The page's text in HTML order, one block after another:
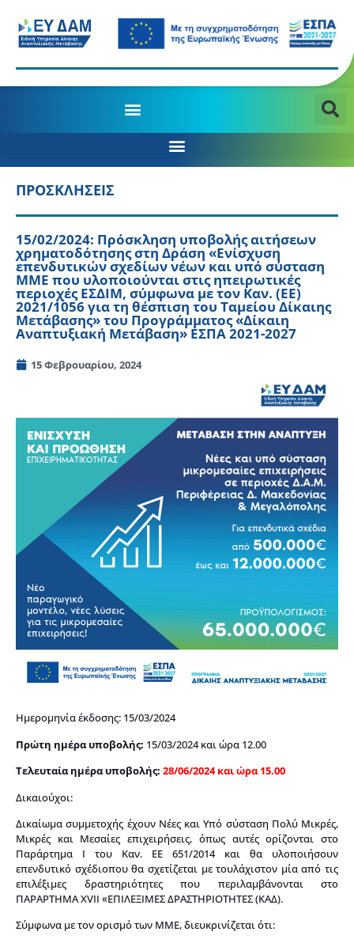
ΠΡΟΣΚΛΗΣΕΙΣ
15/02/2024: Πρόσκληση υποβολής αιτήσεων
χρηματοδότησης στη Δράση «Ενίσχυση
επενδυτικών σχεδίων νέων και υπό σύσταση
ΜΜΕ που υλοποιούνται στις ηπειρωτικές
περιοχές ΕΣΔΙΜ, σύμφωνα με τον Καν. (ΕΕ)
2021/1056 για τη θέσπιση του Ταμείου Δίκαιης
Μετάβασης» του Προγράμματος «Δίκαιη
Αναπτυξιακή Μετάβαση» ΕΣΠΑ 2021-2027
15 Φεβρουαρίου, 2024
Hμερομηνία έκδοσης: 15/03/2024
Πρώτη ημέρα υποβολής: 15/03/2024 και ώρα 12.00
Τελευταία ημέρα υποβολής: 28/06/2024 και ώρα 15.00
Δικαιούχοι:
Δικαίωμα συμμετοχής έχουν Νέες και Υπό σύσταση Πολύ Μικρές,
Μικρές και Μεσαίες επιχειρήσεις, όπως αυτές ορίζονται στο
Παράρτημα Ι του Καν. ΕΕ 651/2014 και θα υλοποιήσουν
επενδυτικό σχέδιοπου θα σχετίζεται με τουλάχιστον μία από τις
επιλέξιμες δραστηριότητες που περιλαμβάνονται στο
ΠΑΡΑΡΤΗΜΑ XVII «ΕΠΙΛΕΞΙΜΕΣ ΔΡΑΣΤΗΡΙΟΤΗΤΕΣ (ΚΑΔ).
Σύμφωνα με τον ορισμό των ΜΜΕ, διευκρινίζεται ότι: